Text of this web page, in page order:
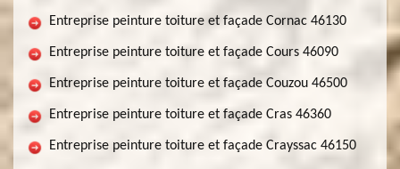
Entreprise peinture toiture et façade Cornac 46130
Entreprise peinture toiture et façade Cours 46090
Entreprise peinture toiture et façade Couzou 46500
Entreprise peinture toiture et façade Cras 46360
Entreprise peinture toiture et façade Crayssac 46150